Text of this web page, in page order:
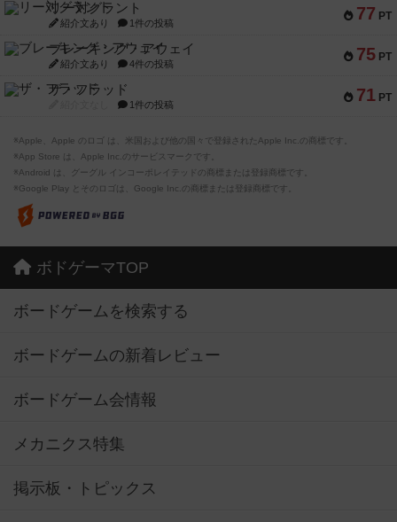
77 PT
リー対グラント
紹介文あり 1件の投稿
75 PT
ブレーキング・アウェイ
紹介文あり 4件の投稿
71 PT
ザ・フラッド
1件の投稿
※Apple、Apple のロゴ は、米国および他の国々で登録されたApple Inc.の商標です。
※App Store は、Apple Inc.のサービスマークです。
※Android は、グーグル インコーポレイテッドの商標または登録商標です。
※Google Play とそのロゴは、Google Inc.の商標または登録商標です。
ボドゲーマTOP
ボードゲームを検索する
ボードゲームの新着レビュー
ボードゲーム会情報
メカニクス特集
掲示板・トピックス